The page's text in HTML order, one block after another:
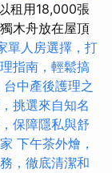
租用18,000張
木舟放在屋頂
單人房選擇，打
指南，輕鬆搞
台中產後護理之
挑選來自知名
保障隱私與舒
下午茶外燴，
，徹底清潔和